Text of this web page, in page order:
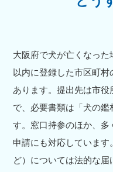
大阪府で犬が亡くなった
以内に登録した市区町
あります。提出先は市
で、必要書類は「犬の
す。窓口持参のほか、
申請にも対応していま
ど）については法的な